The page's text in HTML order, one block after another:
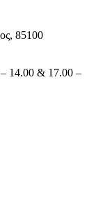
85100
14.00 & 17.00 –